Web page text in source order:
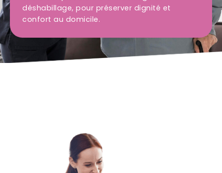
déshabillage, pour préserver dignité et
confort au domicile.
Ville
Maintien à domicile
Aide ménagère